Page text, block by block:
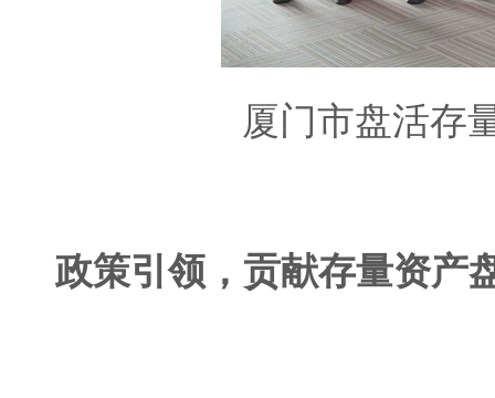
厦门市盘活存
政策引领，贡献存量资产